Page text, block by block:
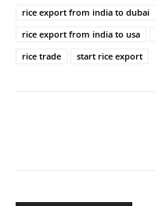
rice export from india to dubai
rice export from india to usa
rice trade
start rice export